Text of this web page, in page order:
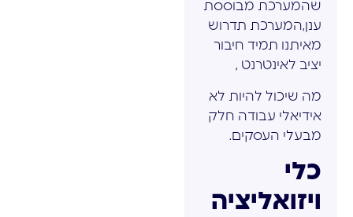
שהמערכת מבוססת
ענן,המערכת תדרוש
מאיתנו תמיד חיבור
יציב לאינטרנט ,
מה שיכול להיות לא
אידיאלי עבודה חלק
מבעלי העסקים.
כלי
ויזואליציה